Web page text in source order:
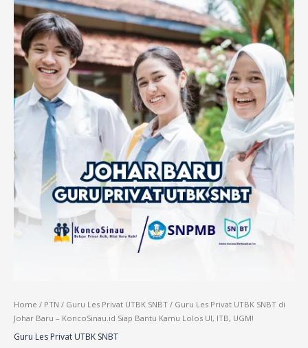
Home / PTN / Guru Les Privat UTBK SNBT / Guru Les Privat UTBK SNBT di
Johar Baru – KoncoSinau.id Siap Bantu Kamu Lolos UI, ITB, UGM!
Guru Les Privat UTBK SNBT